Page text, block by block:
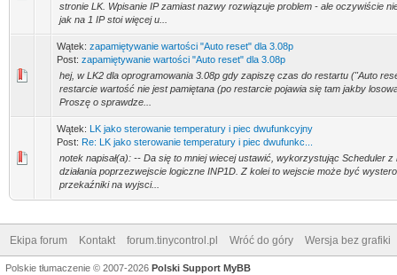
stronie LK. Wpisanie IP zamiast nazwy rozwiązuje problem - ale oczywiście
jak na 1 IP stoi więcej u...
Wątek: zapamiętywanie wartości "Auto reset" dla 3.08p
Post: zapamiętywanie wartości "Auto reset" dla 3.08p
hej, w LK2 dla oprogramowania 3.08p gdy zapiszę czas do restartu ("Auto
restarcie wartość nie jest pamiętana (po restarcie pojawia się tam jakby
Proszę o sprawdze...
Wątek: LK jako sterowanie temperatury i piec dwufunkcyjny
Post: Re: LK jako sterowanie temperatury i piec dwufunkc...
notek napisał(a): -- Da się to mniej wiecej ustawić, wykorzystując Scheduler z
działania poprzezwejscie logiczne INP1D. Z kolei to wejscie może być
przekaźniki na wyjsci...
Ekipa forum Kontakt forum.tinycontrol.pl Wróć do góry Wersja bez grafiki
Polskie tłumaczenie © 2007-2026 Polski Support MyBB